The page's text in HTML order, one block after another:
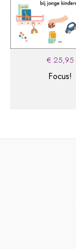
€ 25,95
Focus!